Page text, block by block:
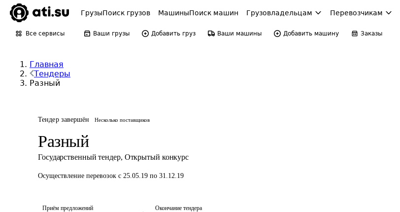
ГрузыПоиск грузов МашиныПоиск машин Грузовладельцам Перевозчикам
Все сервисы Ваши грузы Добавить груз Ваши машины Добавить машину Заказы
Главная
Тендеры
Разный
Тендер завершён Несколько поставщиков
Разный
Государственный тендер, Открытый конкурс
Осуществление перевозок с 25.05.19 по 31.12.19
Приём предложений
Окончание тендера